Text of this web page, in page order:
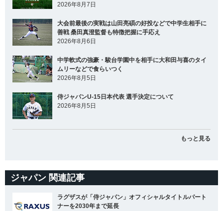
2026年8月7日
大会前最後の実戦は山田亮碩の好投などで中学生相手に
善戦 桑田真澄監督も特徴把握に手応え
2026年8月6日
中学軟式の強豪・駿台学園中を相手に大和田与喜のタイ
ムリーなどで食らいつく
2026年8月5日
侍ジャパンU-15日本代表 選手決定について
2026年8月5日
もっと見る
ジャパン 関連記事
ラグザスが「侍ジャパン」オフィシャルタイトルパート
ナーを2030年まで延長